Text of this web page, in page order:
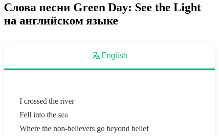
Слова песни Green Day: See the Light
на английском языке
English
I crossed the river
Fell into the sea
Where the non-believers go beyond belief